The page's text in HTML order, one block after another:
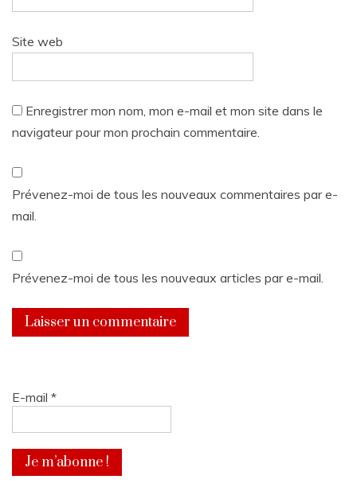
Site web
Enregistrer mon nom, mon e-mail et mon site dans le
navigateur pour mon prochain commentaire.
Prévenez-moi de tous les nouveaux commentaires par e-
mail.
Prévenez-moi de tous les nouveaux articles par e-mail.
E-mail *